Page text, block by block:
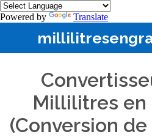
Powered by Translate
Millilitres en
(Conversion